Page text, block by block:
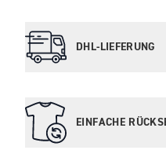
DHL-LIEFERUNG
EINFACHE